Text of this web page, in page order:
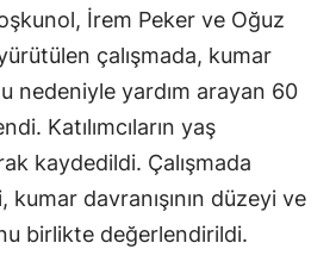
İrem Peker ve Oğuz
çalışmada, kumar
nedeniyle yardım arayan 60
Katılımcıların yaş
kaydedildi. Çalışmada
davranışının düzeyi ve
birlikte değerlendirildi.